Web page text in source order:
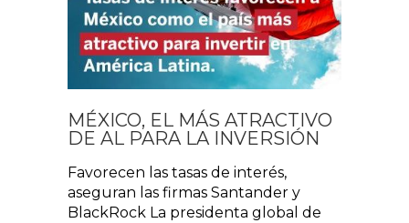
MÉXICO, EL MÁS ATRACTIVO
DE AL PARA LA INVERSIÓN
Favorecen las tasas de interés,
aseguran las firmas Santander y
BlackRock La presidenta global de